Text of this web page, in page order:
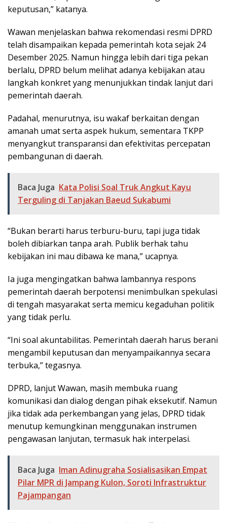
keputusan,” katanya.
Wawan menjelaskan bahwa rekomendasi resmi DPRD
telah disampaikan kepada pemerintah kota sejak 24
Desember 2025. Namun hingga lebih dari tiga pekan
berlalu, DPRD belum melihat adanya kebijakan atau
langkah konkret yang menunjukkan tindak lanjut dari
pemerintah daerah.
Padahal, menurutnya, isu wakaf berkaitan dengan
amanah umat serta aspek hukum, sementara TKPP
menyangkut transparansi dan efektivitas percepatan
pembangunan di daerah.
Baca Juga Kata Polisi Soal Truk Angkut Kayu
Terguling di Tanjakan Baeud Sukabumi
“Bukan berarti harus terburu-buru, tapi juga tidak
boleh dibiarkan tanpa arah. Publik berhak tahu
kebijakan ini mau dibawa ke mana,” ucapnya.
Ia juga mengingatkan bahwa lambannya respons
pemerintah daerah berpotensi menimbulkan spekulasi
di tengah masyarakat serta memicu kegaduhan politik
yang tidak perlu.
“Ini soal akuntabilitas. Pemerintah daerah harus berani
mengambil keputusan dan menyampaikannya secara
terbuka,” tegasnya.
DPRD, lanjut Wawan, masih membuka ruang
komunikasi dan dialog dengan pihak eksekutif. Namun
jika tidak ada perkembangan yang jelas, DPRD tidak
menutup kemungkinan menggunakan instrumen
pengawasan lanjutan, termasuk hak interpelasi.
Baca Juga Iman Adinugraha Sosialisasikan Empat
Pilar MPR di Jampang Kulon, Soroti Infrastruktur
Pajampangan